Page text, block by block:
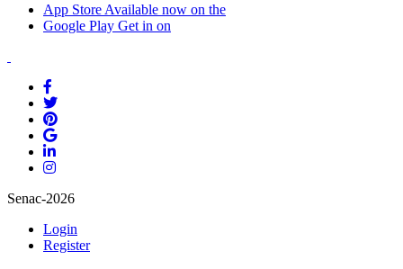
App Store Available now on the
Google Play Get in on
Senac-2026
Login
Register